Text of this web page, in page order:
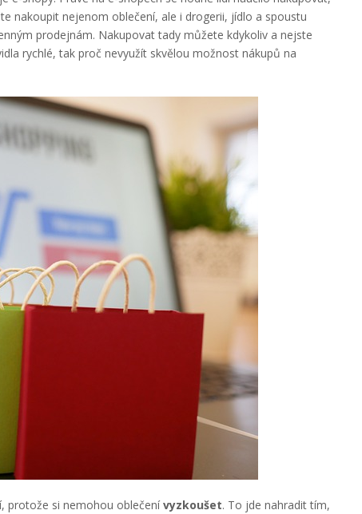
nakoupit nejenom oblečení, ale i drogerii, jídlo a spoustu
prodejnám. Nakupovat tady můžete kdykoliv a nejste
rychlé, tak proč nevyužít skvělou možnost nákupů na
protože si nemohou oblečenívyzkoušet. To jde nahradit tím,